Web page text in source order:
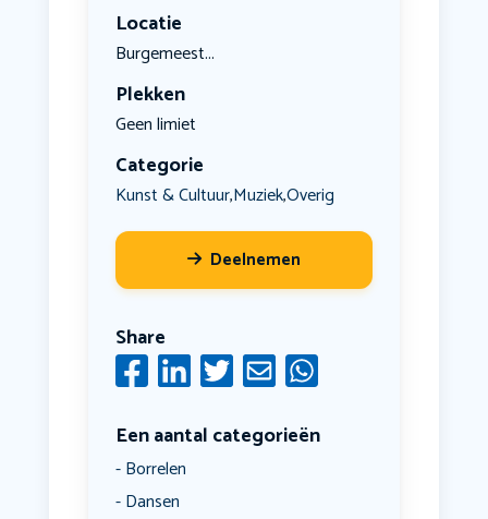
Locatie
Burgemeest...
Plekken
Geen limiet
Categorie
Kunst & Cultuur,Muziek,Overig
Deelnemen
Share
Een aantal categorieën
Borrelen
Dansen